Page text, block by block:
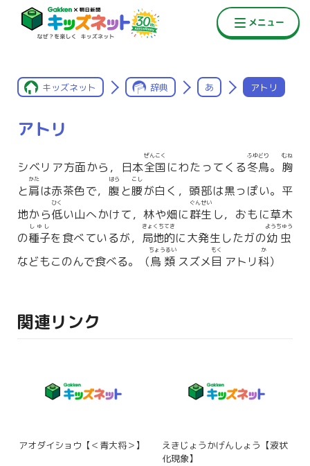
キッズネット 辞典 あ アトリ
アトリ
シベリア方面から，日本全国
ぜんこく
にわたってくる冬鳥
ふゆどり
。 胸
むね
と肩
かた
は赤茶色で， 腹
はら
と腰
こし
が白く，頭部は黒っぽい。平
地から低
ひく
い山へかけて，林や畑に群生
ぐんせい
し，おもに草木
の種子
しゅし
を食べているが， 局地的
きょくちてき
に大発生したガの幼虫
ようちゅう
などもこのんで食べる。（鳥類
ちょうるい
スズメ目
もく
アトリ科
か
）
関連リンク
アオダイショウ【＜青大将＞】
えきじょうかげんしょう【液状
化現象】